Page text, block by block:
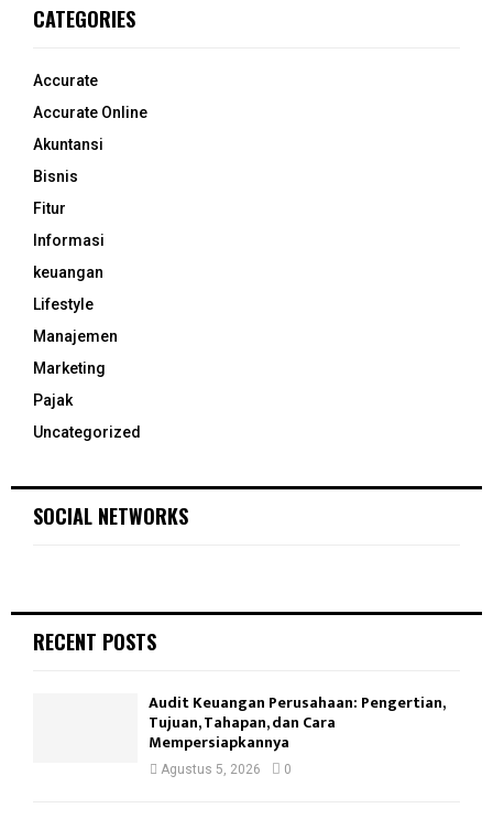
CATEGORIES
Accurate
Accurate Online
Akuntansi
Bisnis
Fitur
Informasi
keuangan
Lifestyle
Manajemen
Marketing
Pajak
Uncategorized
SOCIAL NETWORKS
RECENT POSTS
Audit Keuangan Perusahaan: Pengertian,
Tujuan, Tahapan, dan Cara
Mempersiapkannya
Agustus 5, 2026 0